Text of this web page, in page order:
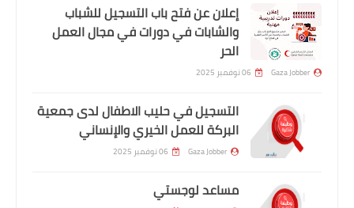
إعلان عن فتح باب التسجيل للشباب
والشابات في دورات في مجال العمل
الحر
Gaza Jobber 06 نوفمبر 2025
التسجيل في حليب الاطفال لدى جمعية
البركة للعمل الخيري والإنساني
Gaza Jobber 06 نوفمبر 2025
مساعد لوجستي